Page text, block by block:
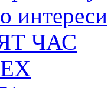
интереси
ЧАС